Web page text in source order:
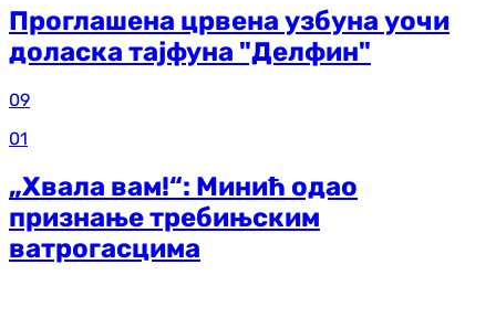
Проглашена црвена узбуна уочи
доласка тајфуна "Делфин"
09
01
„Хвала вам!“: Минић одао
признање требињским
ватрогасцима